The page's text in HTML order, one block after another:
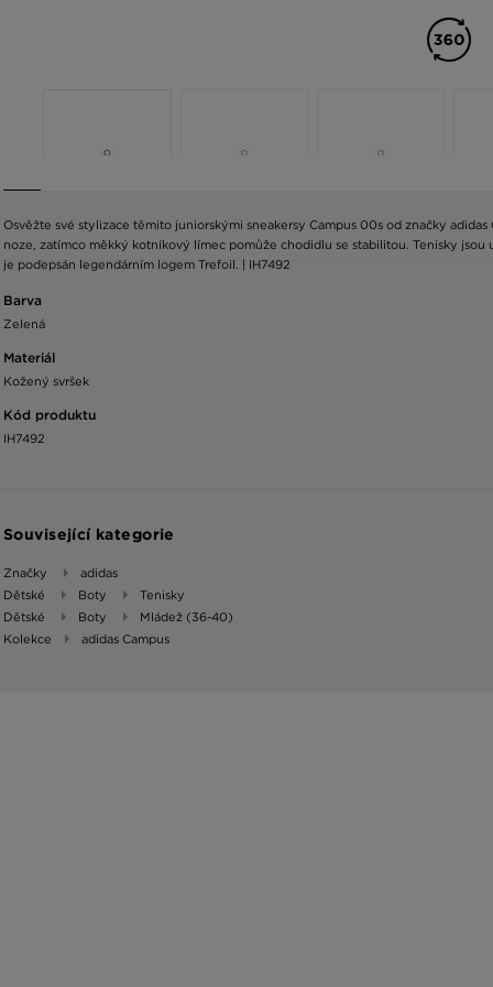
Osvěžte své stylizace těmito juniorskými sneakersy Campus 00s od značky
noze, zatímco měkký kotníkový límec pomůže chodidlu se stabilitou. Tenisky
je podepsán legendárním logem Trefoil. | IH7492
Barva
Zelená
Materiál
Kožený svršek
Kód produktu
IH7492
Související kategorie
Značky
adidas
Dětské
Boty
Tenisky
Dětské
Boty
Mládež (36-40)
Kolekce
adidas Campus